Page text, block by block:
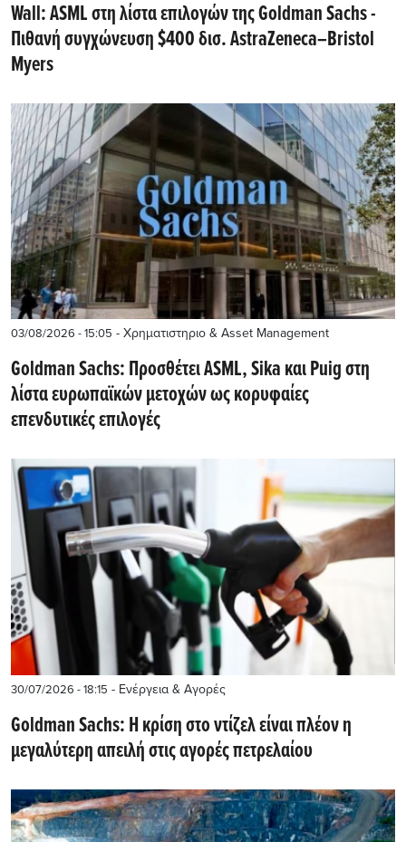
Wall: ASML στη λίστα επιλογών της Goldman Sachs -
Πιθανή συγχώνευση $400 δισ. AstraZeneca–Bristol
Myers
03/08/2026 - 15:05 - Χρηματιστηριο & Asset Management
Goldman Sachs: Προσθέτει ASML, Sika και Puig στη
λίστα ευρωπαϊκών μετοχών ως κορυφαίες
επενδυτικές επιλογές
30/07/2026 - 18:15 - Ενέργεια & Αγορές
Goldman Sachs: Η κρίση στο ντίζελ είναι πλέον η
μεγαλύτερη απειλή στις αγορές πετρελαίου